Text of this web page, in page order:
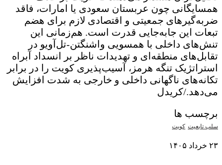
همسایگانی چون عربستان سعودی یا امارات، فاقد
ضربه‌گیرهای جمعیتی و اقتصادی لازم برای هضم
تبعات این جابه‌جایی قدرت است. هم‌زمانی این
تنش‌های داخلی با همسویی واشنگتن-تل‌آویو در
تقابل‌های منطقه‌ای و تهدیدات ناظر بر انسداد آبراه
استراتژیک تنگه هرمز، آسیب‌پذیری کویت را در برابر
تکانه‌های ناگهانی داخلی و خارجی به شدت افزایش
می‌دهد./کریدل
برچسب ها
سلب تابعیت کویت
۲۳ خرداد ۱۴۰۵